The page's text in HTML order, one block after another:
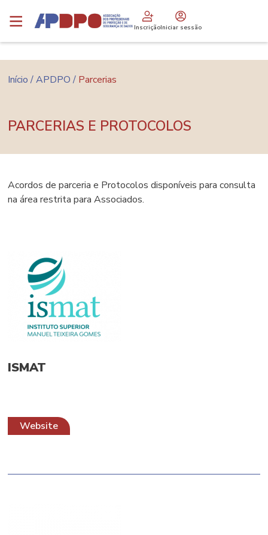
para
o
Logo
InscriçãoIniciar sessão
Navegação
Início APDPO Parcerias
PARCERIAS E PROTOCOLOS
Acordos de parceria e Protocolos disponíveis para consulta
na área restrita para Associados.
ISMAT
Website